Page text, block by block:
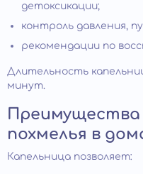
детоксикации;
контроль давления,
рекомендации по
Длительность
минут.
Преимущества
похмелья в
Капельница позволяет: